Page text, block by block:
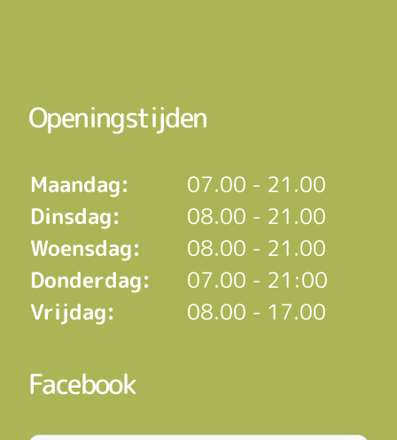
Openingstijden
Maandag:
07.00 - 21.00
Dinsdag:
08.00 - 21.00
Woensdag:
08.00 - 21.00
Donderdag:
07.00 - 21:00
Vrijdag:
08.00 - 17.00
Facebook